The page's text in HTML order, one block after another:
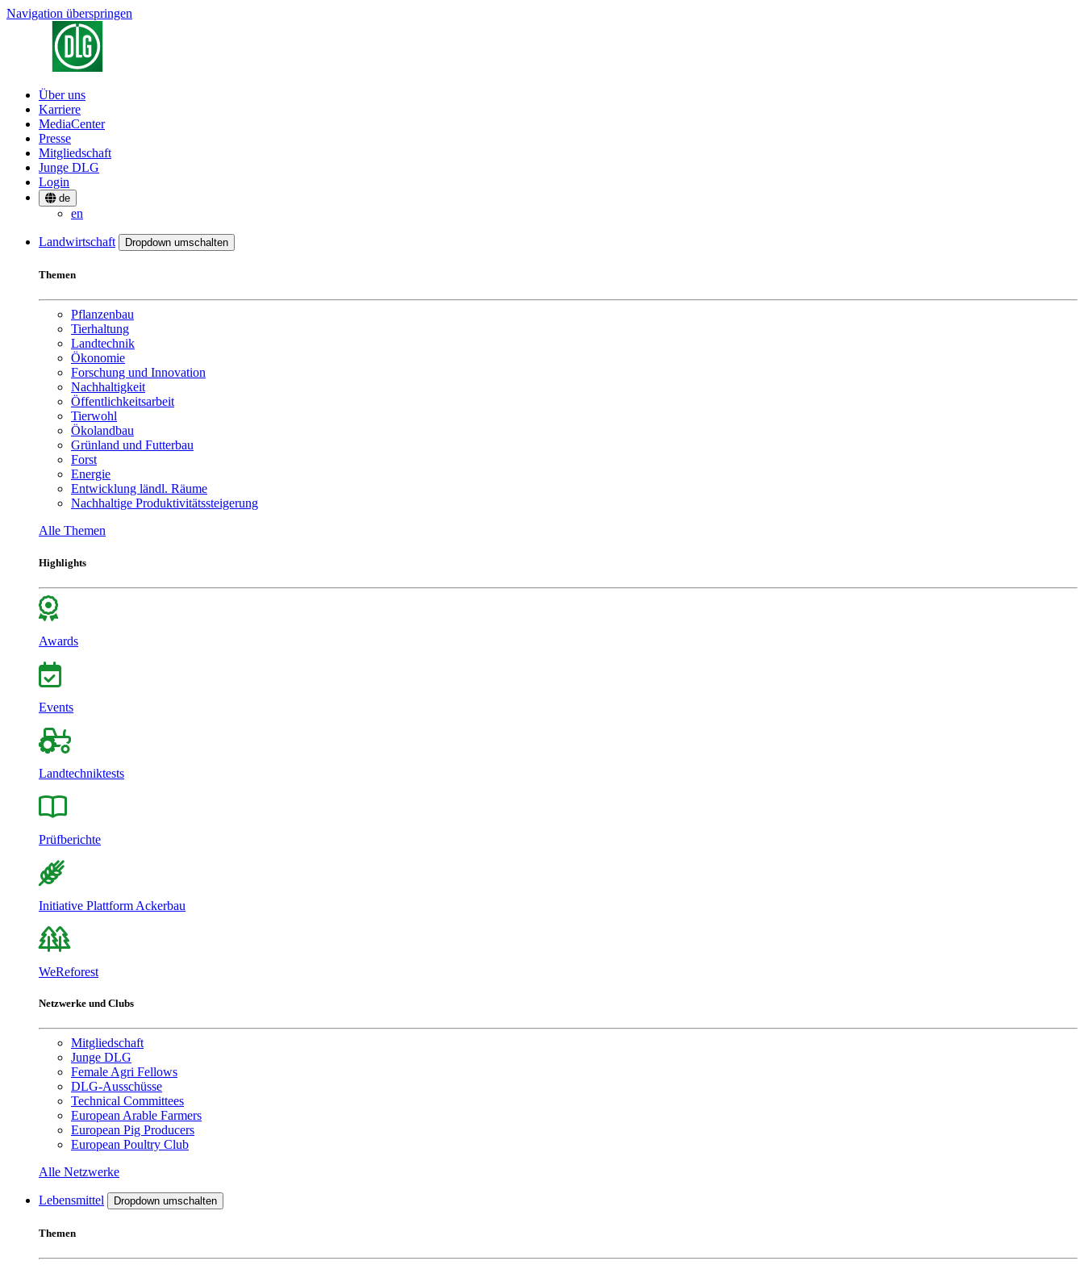
Navigation überspringen
Über uns
Karriere
MediaCenter
Presse
Mitgliedschaft
Junge DLG
Login
de
en
Landwirtschaft Dropdown umschalten
Themen
Pflanzenbau
Tierhaltung
Landtechnik
Ökonomie
Forschung und Innovation
Nachhaltigkeit
Öffentlichkeitsarbeit
Tierwohl
Ökolandbau
Grünland und Futterbau
Forst
Energie
Entwicklung ländl. Räume
Nachhaltige Produktivitätssteigerung
Alle Themen
Highlights
Awards
Events
Landtechniktests
Prüfberichte
Initiative Plattform Ackerbau
WeReforest
Netzwerke und Clubs
Mitgliedschaft
Junge DLG
Female Agri Fellows
DLG-Ausschüsse
Technical Committees
European Arable Farmers
European Pig Producers
European Poultry Club
Alle Netzwerke
Lebensmittel Dropdown umschalten
Themen